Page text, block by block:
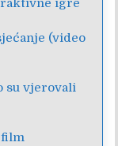
igre
(video
su vjerovali
film